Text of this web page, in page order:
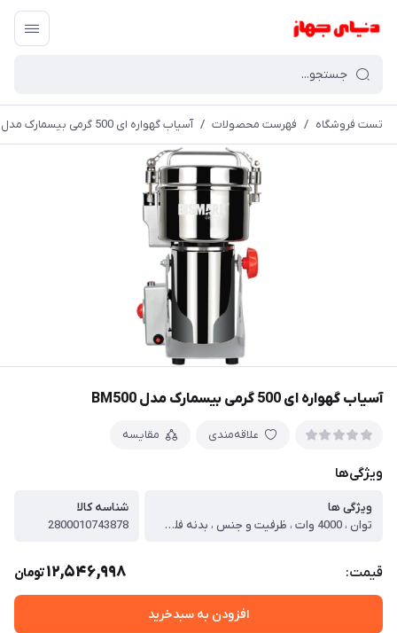
تست فروشگاه / فهرست محصولات / آسیاب گهواره ای 500 گرمی بیسمارک مدل BM500
آسیاب گهواره ای 500 گرمی بیسمارک مدل BM500
علاقه‌مندی مقایسه
ویژگی‌ها
ویژگی ها
توان ، 4000 وات ، ظرفیت و جنس ، بدنه فلزی, ظرف فلزی استیل 500 گرم ، امکانات ، تیغه های فولادی با روکش استیل ، قابلیت ها ، دارای قفل حفاظتی / خنک کننده موتور / تنظیم سرعت
شناسه کالا
2800010743878
قیمت: 12,546,998تومان
افزودن به سبدخرید